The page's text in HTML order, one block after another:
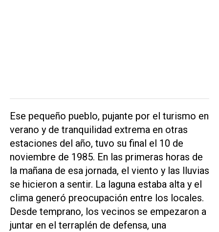
Ese pequeño pueblo, pujante por el turismo en
verano y de tranquilidad extrema en otras
estaciones del año, tuvo su final el 10 de
noviembre de 1985. En las primeras horas de
la mañana de esa jornada, el viento y las lluvias
se hicieron a sentir. La laguna estaba alta y el
clima generó preocupación entre los locales.
Desde temprano, los vecinos se empezaron a
juntar en el terraplén de defensa, una